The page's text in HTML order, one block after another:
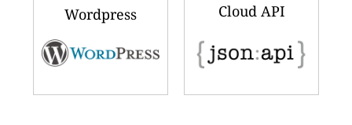
Wordpress Cloud API